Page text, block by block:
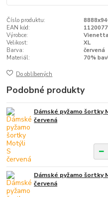
Číslo produktu:
EAN kód:
Výrobce:
Vienetta
Velikost:
XL
Barva:
červená
Materiál:
70%
Do oblíbených
Podobné produkty
Dámské pyžamo šortky
červená
Dámské pyžamo šortky
červená